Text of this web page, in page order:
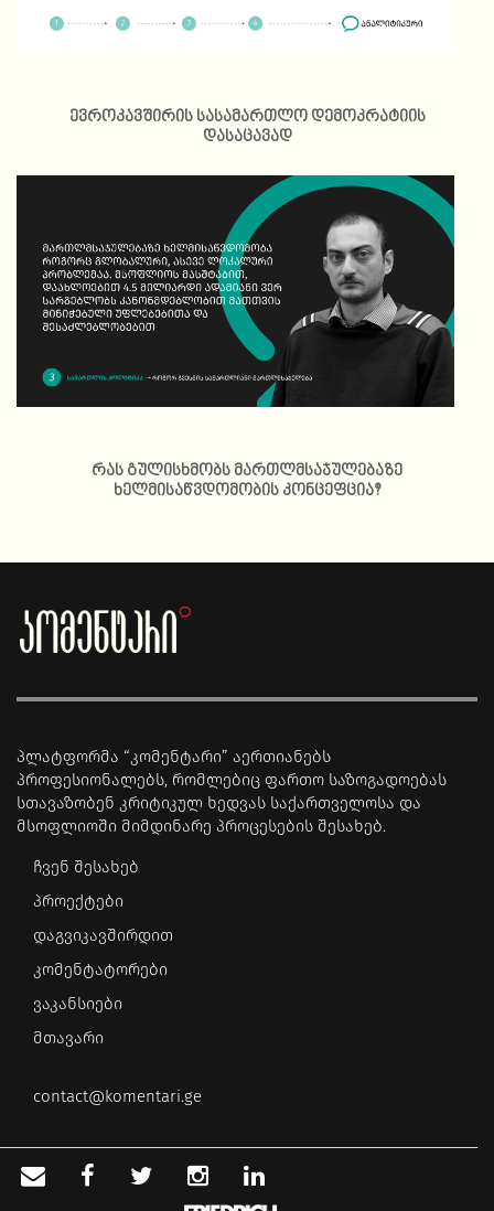
ევროკავშირის სასამართლო დემოკრატიის
დასაცავად
რას გულისხმობს მართლმსაჯულებაზე
ხელმისაწვდომობის კონცეფცია?
პლატფორმა “კომენტარი” აერთიანებს
პროფესიონალებს, რომლებიც ფართო საზოგადოებას
სთავაზობენ კრიტიკულ ხედვას საქართველოსა და
მსოფლიოში მიმდინარე პროცესების შესახებ.
ჩვენ შესახებ
პროექტები
დაგვიკავშირდით
კომენტატორები
ვაკანსიები
მთავარი
contact@komentari.ge